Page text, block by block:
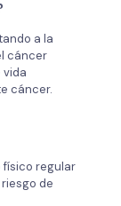
a la
cáncer
vida
cáncer.
físico regular
de